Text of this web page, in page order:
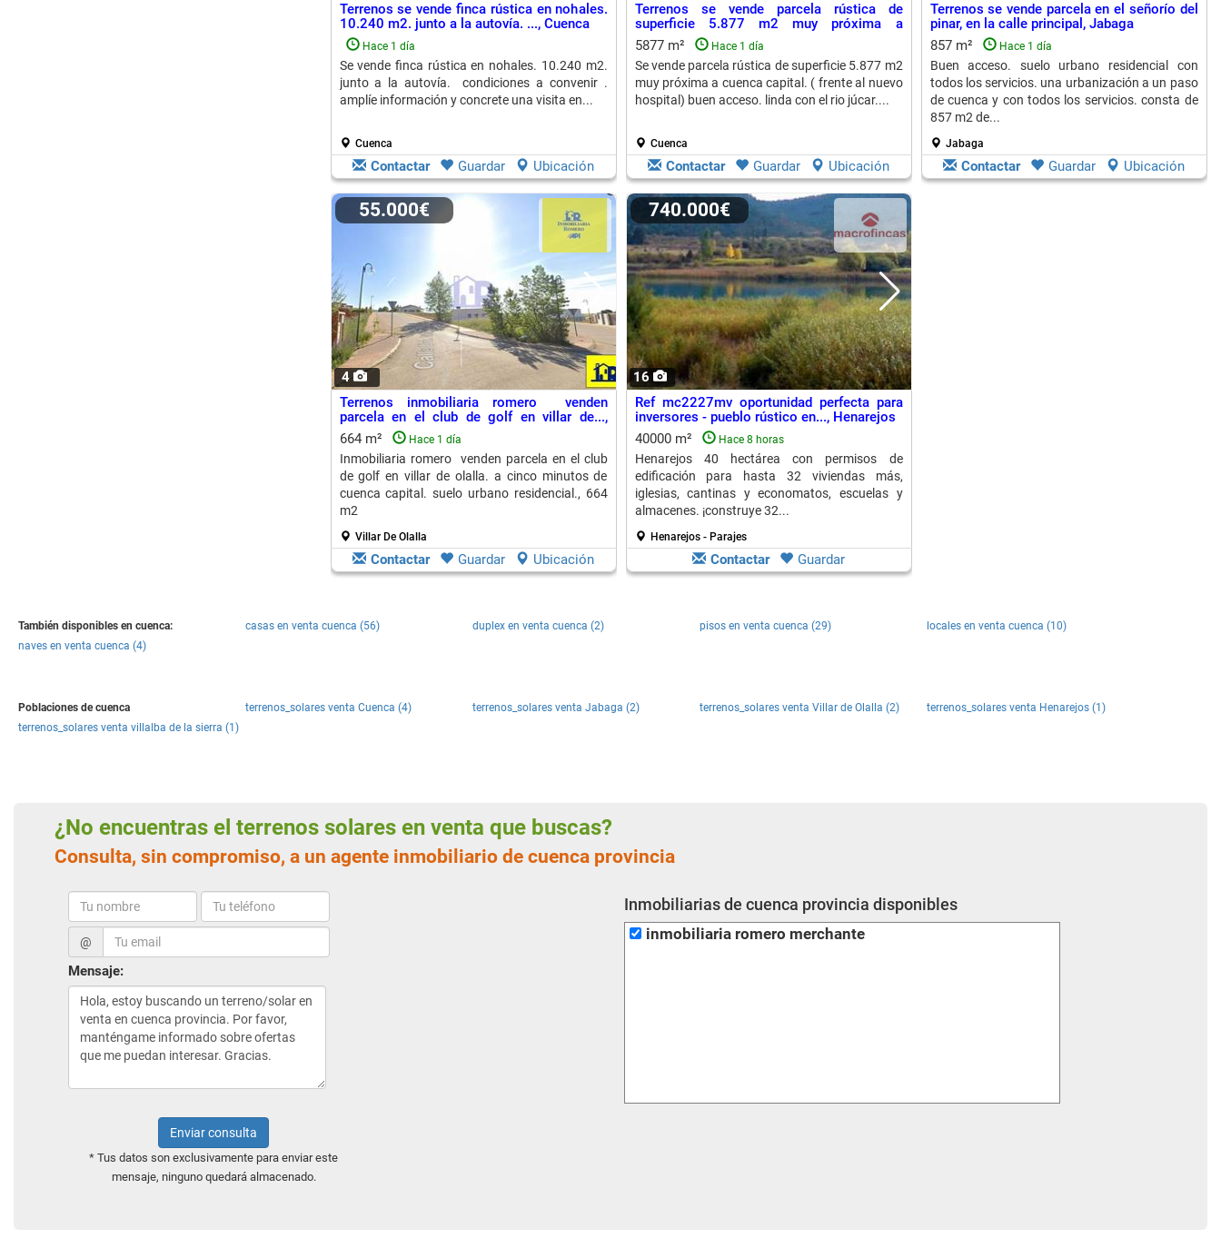
Terrenos se vende finca rústica en nohales.
10.240 m2. junto a la autovía. ..., Cuenca
Hace 1 día
Se vende finca rústica en nohales. 10.240 m2.
junto a la autovía. condiciones a convenir .
amplíe información y concrete una visita en...
Cuenca
Contactar Guardar Ubicación
Terrenos se vende parcela rústica de
superficie 5.877 m2 muy próxima a
cuenca...
5877 m² Hace 1 día
Se vende parcela rústica de superficie 5.877 m2
muy próxima a cuenca capital. ( frente al nuevo
hospital) buen acceso. linda con el rio júcar....
Cuenca
Contactar Guardar Ubicación
Terrenos se vende parcela en el señorío del
pinar, en la calle principal, Jabaga
857 m²
Hace 1 día
Buen acceso. suelo urbano residencial con
todos los servicios. una urbanización a un paso
de cuenca y con todos los servicios. consta de
857 m2 de...
Jabaga
Contactar Guardar Ubicación
4
55.000€
Terrenos inmobiliaria romero venden
parcela en el club de golf en villar de...,
Villar De Olalla
664 m² Hace 1 día
Inmobiliaria romero venden parcela en el club
de golf en villar de olalla. a cinco minutos de
cuenca capital. suelo urbano residencial., 664
m2
Villar De Olalla
Contactar Guardar Ubicación
16
740.000€
Ref mc2227mv oportunidad perfecta para
inversores - pueblo rústico en..., Henarejos
40000 m²
Hace 8 horas
Henarejos 40 hectárea con permisos de
edificación para hasta 32 viviendas más,
iglesias, cantinas y economatos, escuelas y
almacenes. ¡construye 32...
Henarejos - Parajes
Contactar Guardar
También disponibles en cuenca: casas en venta cuenca (56) duplex en venta cuenca (2) pisos en venta cuenca (29)
locales en venta cuenca (10)
naves en venta cuenca (4)
Poblaciones de cuenca terrenos_solares venta Cuenca (4) terrenos_solares venta Jabaga (2) terrenos_solares venta Villar de Olalla (2)
terrenos_solares venta Henarejos (1)
terrenos_solares venta villalba de la sierra (1)
¿No encuentras el terrenos solares en venta que buscas?
Consulta, sin compromiso, a un agente inmobiliario de cuenca provincia
@
Mensaje:
Enviar consulta
* Tus datos son exclusivamente para enviar este
mensaje, ninguno quedará almacenado.
Inmobiliarias de cuenca provincia disponibles
inmobiliaria romero merchante